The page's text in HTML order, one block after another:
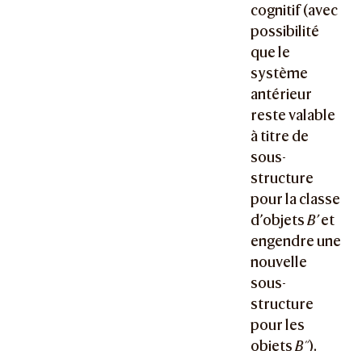
cognitif (avec
possibilité
que le
système
antérieur
reste valable
à titre de
sous-
structure
pour la classe
d’objetsB’et
engendre une
nouvelle
sous-
structure
pour les
objetsB").